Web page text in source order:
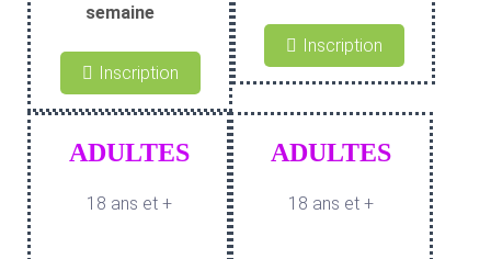
semaine
Inscription
Inscription
ADULTES
18 ans et +
ADULTES
18 ans et +